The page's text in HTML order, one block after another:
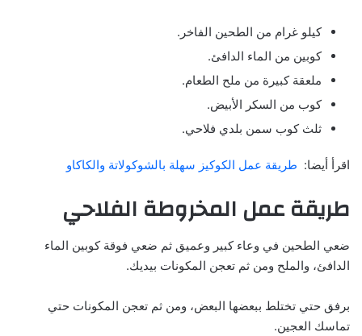
كيلو غرام من الطحين الفاخر.
كوبين من الماء الدافئ.
ملعقة كبيرة من ملح الطعام.
كوب من السكر الأبيض.
ثلث كوب سمن بلدي فلاحي.
اقرأ أيضا: طريقة عمل الكوكيز سهلة بالشوكولاتة والكاكاو
طريقة عمل المخروطة الفلاحي
ضعي الطحين في وعاء كبير وعميق ثم ضعي فوقة كوبين الماء
الدافئ، والملح ومن ثم تعجن المكونات بيديك.
برفق حتي تختلط ببعضها البعض، ومن ثم تعجن المكونات حتي
تماسك العجين.